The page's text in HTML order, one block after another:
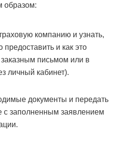
образом:
компанию и узнать,
и как это
письмом или в
личный кабинет).
документы и передать
с заполненным заявлением